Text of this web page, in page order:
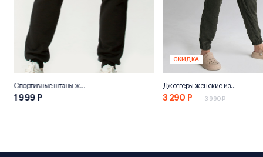
Спортивные штаны женские «НН800»
1 999 ₽
СКИДКА
Джоггеры женские из переработанного хлопка "Эко 800"
3 290 ₽ 3 990 ₽